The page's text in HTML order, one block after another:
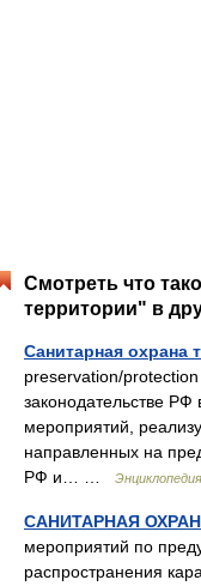
Смотреть что
территории" в
Санитарная охрана
preservation/
законодательстве РФ
мероприятий,
направленных на
РФ и… …
САНИТАРНАЯ
мероприятий по
распространения